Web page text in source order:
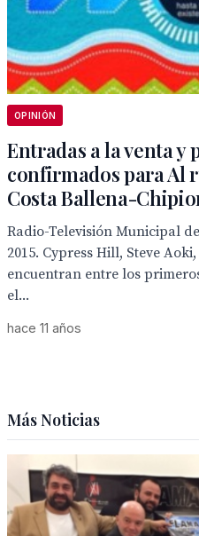
OPINIÓN
Entradas a la venta y
confirmados para Al
Costa Ballena-
Radio-Televisión Municipal
2015. Cypress Hill, Steve
encuentran entre los
el...
hace 11 años
Más Noticias